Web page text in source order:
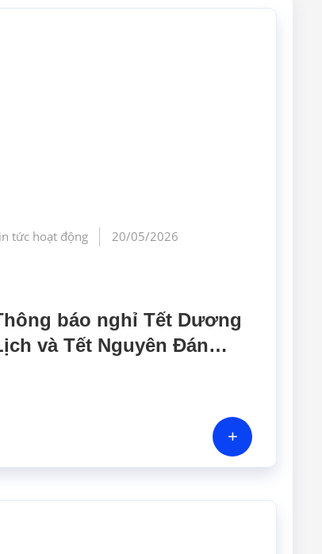
tức hoạt động 20/05/2026
báo nghỉ Tết Dương
và Tết Nguyên Đán
+